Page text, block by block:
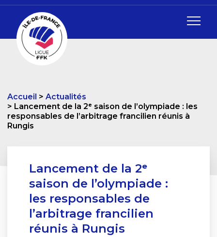
Accueil
Actualités
Lancement de la 2ᵉ saison de l’olympiade : les
responsables de l’arbitrage francilien réunis à
Rungis
Lancement de la 2ᵉ
saison de l’olympiade :
les responsables de
l’arbitrage francilien
réunis à Rungis